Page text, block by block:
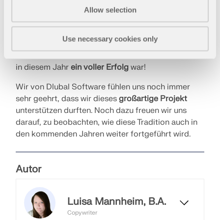
Allow selection
Use necessary cookies only
Musikalische Live-Gruppen aus Deutschland und
Tschechien sorgten für gute Stimmung. Für das
kamen voll auf ihre Kosten. Das gute Wetter sorgte
in diesem Jahr ein voller Erfolg war!
Wir von Dlubal Software fühlen uns noch immer
sehr geehrt, dass wir dieses großartige Projekt
unterstützen durften. Noch dazu freuen wir uns
darauf, zu beobachten, wie diese Tradition auch in
den kommenden Jahren weiter fortgeführt wird.
Autor
Luisa Mannheim, B.A.
Copywriter